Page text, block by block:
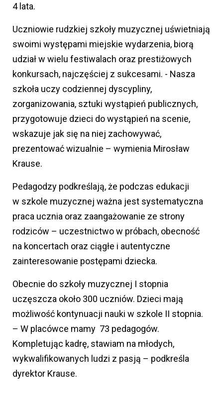
4 lata.
Uczniowie rudzkiej szkoły muzycznej uświetniają
swoimi występami miejskie wydarzenia, biorą
udział w wielu festiwalach oraz prestiżowych
konkursach, najczęściej z sukcesami. - Nasza
szkoła uczy codziennej dyscypliny,
zorganizowania, sztuki wystąpień publicznych,
przygotowuje dzieci do wystąpień na scenie,
wskazuje jak się na niej zachowywać,
prezentować wizualnie – wymienia Mirosław
Krause.
Pedagodzy podkreślają, że podczas edukacji
w szkole muzycznej ważna jest systematyczna
praca ucznia oraz zaangażowanie ze strony
rodziców – uczestnictwo w próbach, obecność
na koncertach oraz ciągłe i autentyczne
zainteresowanie postępami dziecka.
Obecnie do szkoły muzycznej I stopnia
uczęszcza około 300 uczniów. Dzieci mają
możliwość kontynuacji nauki w szkole II stopnia.
– W placówce mamy 73 pedagogów.
Kompletując kadrę, stawiam na młodych,
wykwalifikowanych ludzi z pasją – podkreśla
dyrektor Krause.